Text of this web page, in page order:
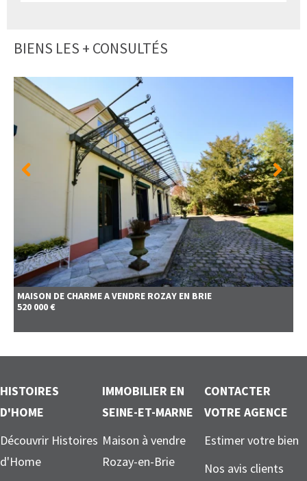
BIENS LES + CONSULTÉS
MAISON DE CHARME A VENDRE ROZAY EN BRIE
520 000 €
HISTOIRES
D'HOME
Découvrir Histoires
d'Home
IMMOBILIER EN
SEINE-ET-MARNE
Maison à vendre
Rozay-en-Brie
CONTACTER
VOTRE AGENCE
Estimer votre bien
Nos avis clients